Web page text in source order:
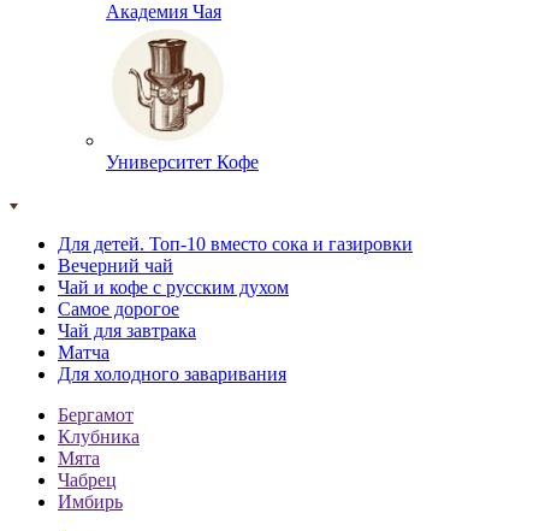
Академия Чая
Университет Кофе
Для детей. Топ-10 вместо сока и газировки
Вечерний чай
Чай и кофе с русским духом
Самое дорогое
Чай для завтрака
Матча
Для холодного заваривания
Бергамот
Клубника
Мята
Чабрец
Имбирь